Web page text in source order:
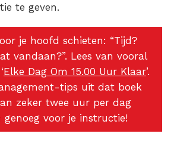
te geven.
je hoofd schieten: “Tijd?
vandaan?”. Lees van vooral
Elke Dag Om 15.00 Uur Klaar’.
tips uit dat boek
zeker twee uur per dag
genoeg voor je instructie!